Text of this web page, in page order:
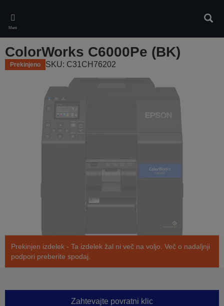
main
content
Meni
ColorWorks C6000Pe (BK)
Prekinjeno SKU: C31CH76202
Prekinjen izdelek - Ta izdelek žal ni več na voljo. Več o nadaljnji
podpori preberite spodaj.
Zahtevajte povratni klic